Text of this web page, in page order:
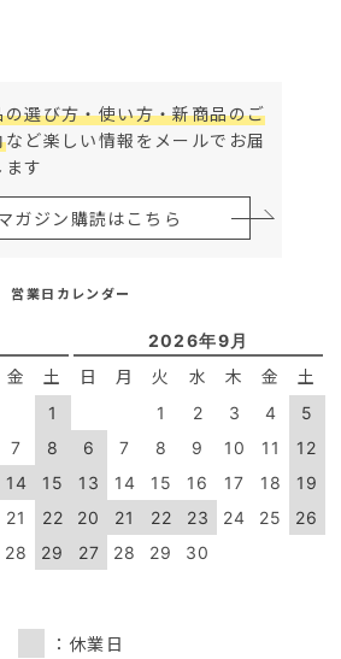
の選び方・使い方・新商品のご
など楽しい情報をメールでお届
ます
ガジン購読はこちら
営業日カレンダー
金 土
1
7
8
14
15
21
22
28
29
2026年9月
日 月 火 水 木 金 土
1 2 3 4
5
6
7 8 9 10 11
12
13
14 15 16 17 18
19
20
21 22 23 24 25
26
27
28 29 30
：休業日